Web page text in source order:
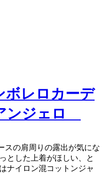
ボレロカーデ
ンジェロ
スの肩周りの露出が気にな
とした上着がほしい、と
ナイロン混コットンジャ